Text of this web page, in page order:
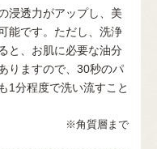
浸透力がアップし、美
能です。ただし、洗浄
と、お肌に必要な油分
りますので、30秒のパ
1分程度で洗い流すこと
※角質層まで